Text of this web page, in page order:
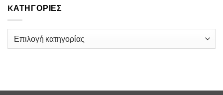
KΑΤΗΓΟΡΊΕΣ
Kατηγορίες